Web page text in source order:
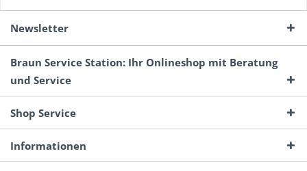
Newsletter
Braun Service Station: Ihr Onlineshop mit Beratung
und Service
Shop Service
Informationen